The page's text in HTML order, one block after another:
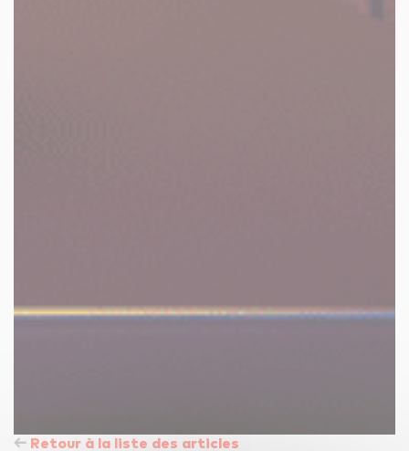
Retour à la liste des articles